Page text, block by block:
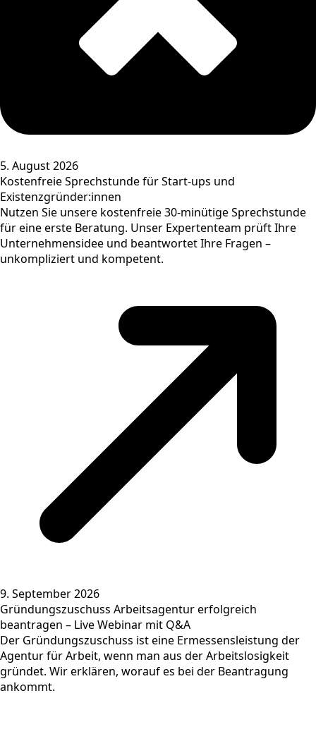
5. August 2026
Kostenfreie Sprechstunde für Start-ups und
Existenzgründer:innen
Nutzen Sie unsere kostenfreie 30-minütige Sprechstunde
für eine erste Beratung. Unser Expertenteam prüft Ihre
Unternehmensidee und beantwortet Ihre Fragen –
unkompliziert und kompetent.
9. September 2026
Gründungszuschuss Arbeitsagentur erfolgreich
beantragen – Live Webinar mit Q&A
Der Gründungszuschuss ist eine Ermessensleistung der
Agentur für Arbeit, wenn man aus der Arbeitslosigkeit
gründet. Wir erklären, worauf es bei der Beantragung
ankommt.